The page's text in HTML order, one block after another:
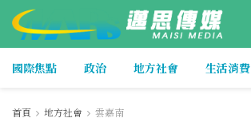
國際焦點 政治 地方社會 生活消費
首頁 地方社會 雲嘉南